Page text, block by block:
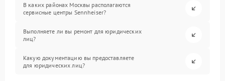
В каких районах Москвы располагаются
сервисные центры Sennheiser?
Выполняете ли вы ремонт для юридических
лиц?
Какую документацию вы предоставляете
для юридических лиц?